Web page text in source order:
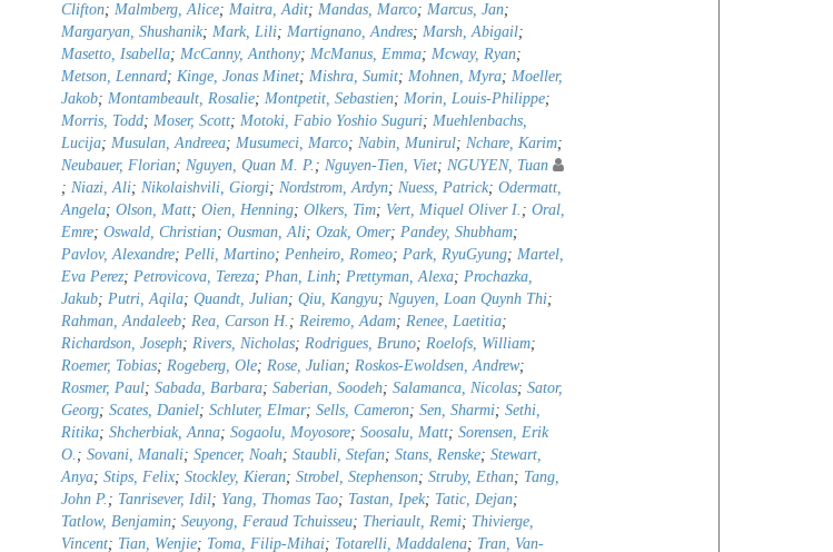
Clifton; Malmberg, Alice; Maitra, Adit; Mandas, Marco; Marcus, Jan;
Margaryan, Shushanik; Mark, Lili; Martignano, Andres; Marsh, Abigail;
Masetto, Isabella; McCanny, Anthony; McManus, Emma; Mcway, Ryan;
Metson, Lennard; Kinge, Jonas Minet; Mishra, Sumit; Mohnen, Myra; Moeller,
Jakob; Montambeault, Rosalie; Montpetit, Sebastien; Morin, Louis-Philippe;
Morris, Todd; Moser, Scott; Motoki, Fabio Yoshio Suguri; Muehlenbachs,
Lucija; Musulan, Andreea; Musumeci, Marco; Nabin, Munirul; Nchare, Karim;
Neubauer, Florian; Nguyen, Quan M. P. ; Nguyen-Tien, Viet; NGUYEN, Tuan
; Niazi, Ali; Nikolaishvili, Giorgi; Nordstrom, Ardyn; Nuess, Patrick; Odermatt,
Angela; Olson, Matt; Oien, Henning; Olkers, Tim; Vert, Miquel Oliver I. ; Oral,
Emre; Oswald, Christian; Ousman, Ali; Ozak, Omer; Pandey, Shubham;
Pavlov, Alexandre; Pelli, Martino; Penheiro, Romeo; Park, RyuGyung; Martel,
Eva Perez; Petrovicova, Tereza; Phan, Linh; Prettyman, Alexa; Prochazka,
Jakub; Putri, Aqila; Quandt, Julian; Qiu, Kangyu; Nguyen, Loan Quynh Thi;
Rahman, Andaleeb; Rea, Carson H. ; Reiremo, Adam; Renee, Laetitia;
Richardson, Joseph; Rivers, Nicholas; Rodrigues, Bruno; Roelofs, William;
Roemer, Tobias; Rogeberg, Ole; Rose, Julian; Roskos-Ewoldsen, Andrew;
Rosmer, Paul; Sabada, Barbara; Saberian, Soodeh; Salamanca, Nicolas; Sator,
Georg; Scates, Daniel; Schluter, Elmar; Sells, Cameron; Sen, Sharmi; Sethi,
Ritika; Shcherbiak, Anna; Sogaolu, Moyosore; Soosalu, Matt; Sorensen, Erik
O. ; Sovani, Manali; Spencer, Noah; Staubli, Stefan; Stans, Renske; Stewart,
Anya; Stips, Felix; Stockley, Kieran; Strobel, Stephenson; Struby, Ethan; Tang,
John P. ; Tanrisever, Idil; Yang, Thomas Tao; Tastan, Ipek; Tatic, Dejan;
Tatlow, Benjamin; Seuyong, Feraud Tchuisseu; Theriault, Remi; Thivierge,
Vincent; Tian, Wenjie; Toma, Filip-Mihai; Totarelli, Maddalena; Tran, Van-